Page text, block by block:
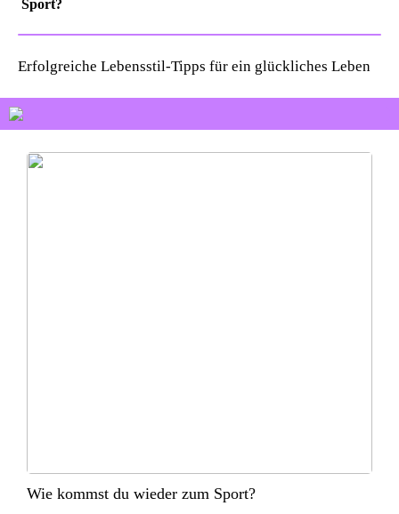
Sport?
Erfolgreiche Lebensstil-Tipps für ein glückliches Leben
Wie kommst du wieder zum Sport?